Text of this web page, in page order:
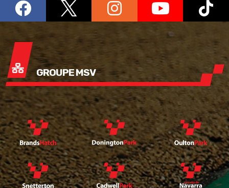
GROUPE MSV